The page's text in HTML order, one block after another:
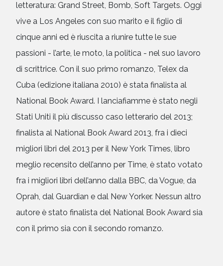
letteratura: Grand Street, Bomb, Soft Targets. Oggi
vive a Los Angeles con suo marito e il figlio di
cinque anni ed è riuscita a riunire tutte le sue
passioni - l’arte, le moto, la politica - nel suo lavoro
di scrittrice. Con il suo primo romanzo, Telex da
Cuba (edizione italiana 2010) è stata finalista al
National Book Award. I lanciafiamme è stato negli
Stati Uniti il più discusso caso letterario del 2013;
finalista al National Book Award 2013, fra i dieci
migliori libri del 2013 per il New York Times, libro
meglio recensito dell’anno per Time, è stato votato
fra i migliori libri dell’anno dalla BBC, da Vogue, da
Oprah, dal Guardian e dal New Yorker. Nessun altro
autore è stato finalista del National Book Award sia
con il primo sia con il secondo romanzo.